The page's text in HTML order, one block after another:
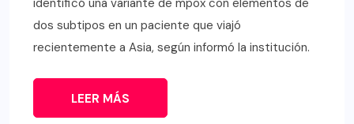
identificó una variante de mpox con elementos de
dos subtipos en un paciente que viajó
recientemente a Asia, según informó la institución.
LEER MÁS